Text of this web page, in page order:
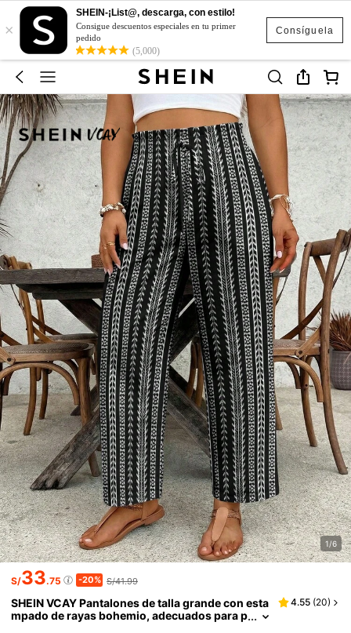
Consíguela
×
SHEIN-¡List@, descarga, con estilo!
Consigue descuentos especiales en tu primer
pedido
(5,000)
1/6
S/33.75 -20% S/41.99
SHEIN VCAY Pantalones de talla grande con esta
mpado de rayas bohemio, adecuados para p
4.55 (20)